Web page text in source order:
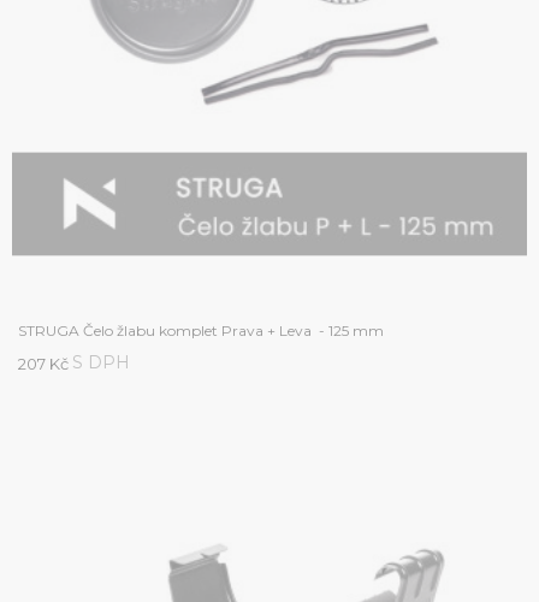
STRUGA Čelo žlabu komplet Prava + Leva - 125 mm
207 Kč S DPH